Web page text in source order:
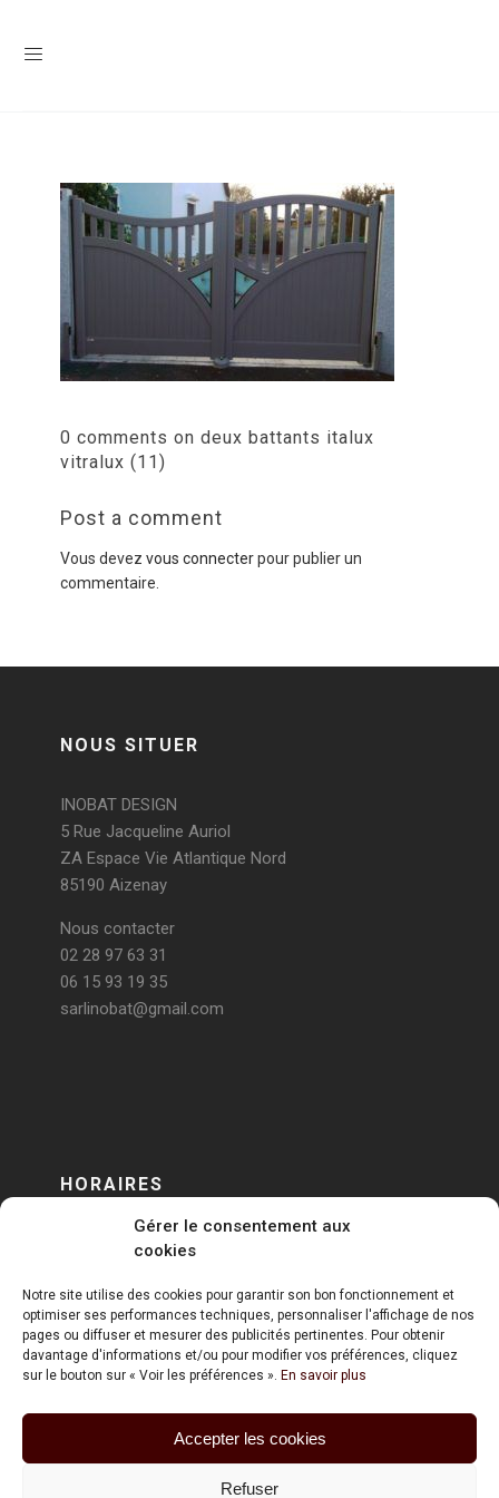
Gérer le consentement aux
cookies
Notre site utilise des cookies pour garantir son bon fonctionnement et
optimiser ses performances techniques, personnaliser l'affichage de nos
pages ou diffuser et mesurer des publicités pertinentes. Pour obtenir
davantage d'informations et/ou pour modifier vos préférences, cliquez
sur le bouton sur « Voir les préférences ». En savoir plus
Accepter les cookies
Refuser
0 comments on deux battants italux
vitralux (11)
Post a comment
Vous devez vous connecterpour publier un
commentaire.
NOUS SITUER
INOBAT DESIGN
5 Rue Jacqueline Auriol
ZA Espace Vie Atlantique Nord
85190 Aizenay
Nous contacter
02 28 97 63 31
06 15 93 19 35
sarlinobat@gmail.com
HORAIRES
DU LUNDI AU VENDREDI